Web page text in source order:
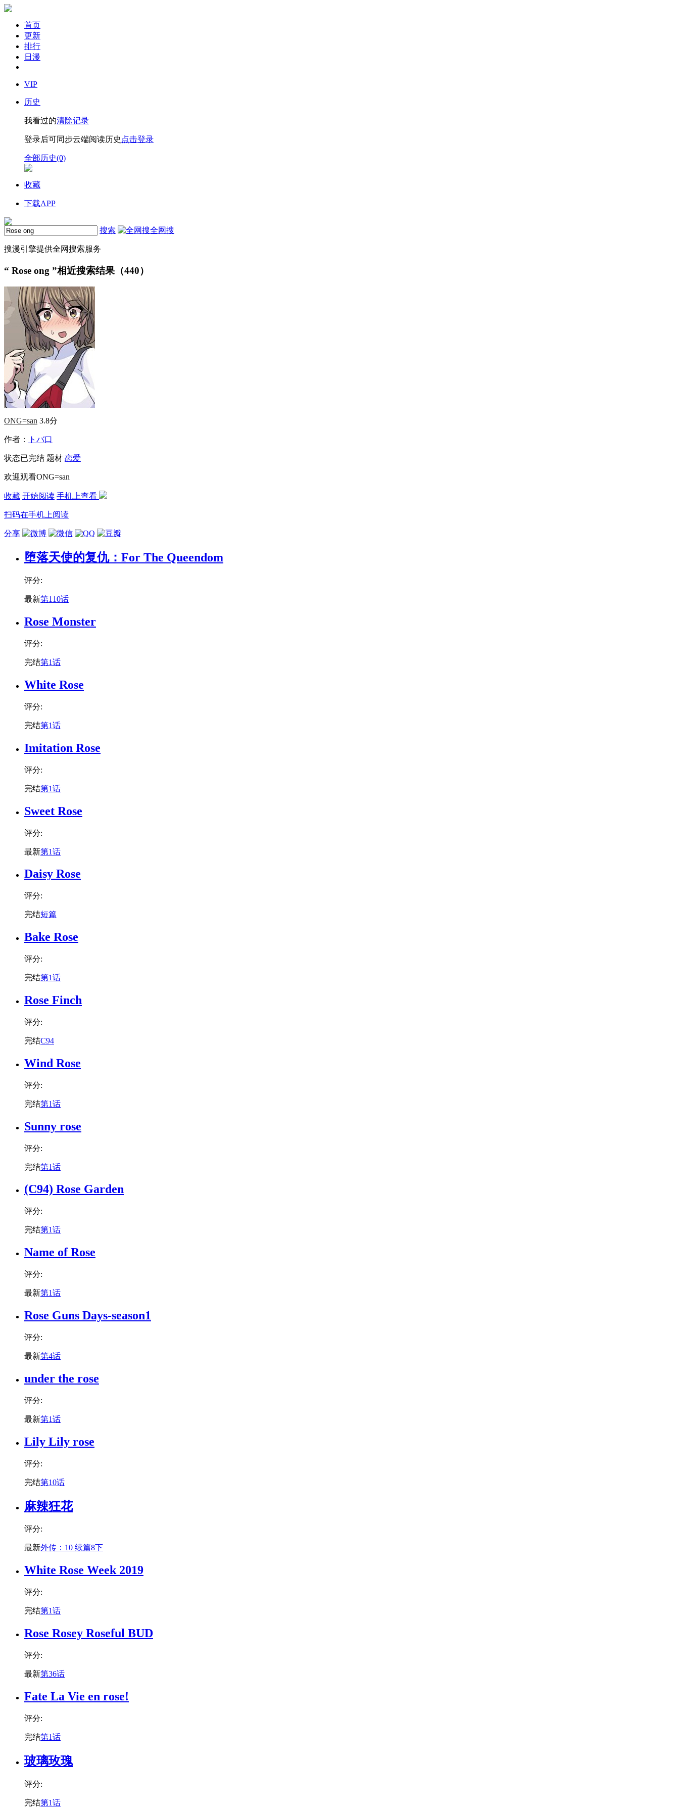
首页
更新
排行
日漫
VIP
历史
我看过的清除记录
登录后可同步云端阅读历史 点击登录
全部历史(0)
收藏
下载APP
搜索 全网搜
搜漫引擎提供全网搜索服务
“ Rose ong ”相近搜索结果（440）
ONG=san 3.8分
作者： トバ口
状态已完结 题材 恋爱
欢迎观看ONG=san
收藏 开始阅读 手机上查看
扫码在手机上阅读
分享
堕落天使的复仇：For The Queendom
评分:
最新第110话
Rose Monster
评分:
完结第1话
White Rose
评分:
完结第1话
Imitation Rose
评分:
完结第1话
Sweet Rose
评分:
最新第1话
Daisy Rose
评分:
完结短篇
Bake Rose
评分:
完结第1话
Rose Finch
评分:
完结C94
Wind Rose
评分:
完结第1话
Sunny rose
评分:
完结第1话
(C94) Rose Garden
评分:
完结第1话
Name of Rose
评分:
最新第1话
Rose Guns Days-season1
评分:
最新第4话
under the rose
评分:
最新第1话
Lily Lily rose
评分:
完结第10话
麻辣狂花
评分:
最新外传：10 续篇8下
White Rose Week 2019
评分:
完结第1话
Rose Rosey Roseful BUD
评分:
最新第36话
Fate La Vie en rose!
评分:
完结第1话
玻璃玫瑰
评分:
完结第1话